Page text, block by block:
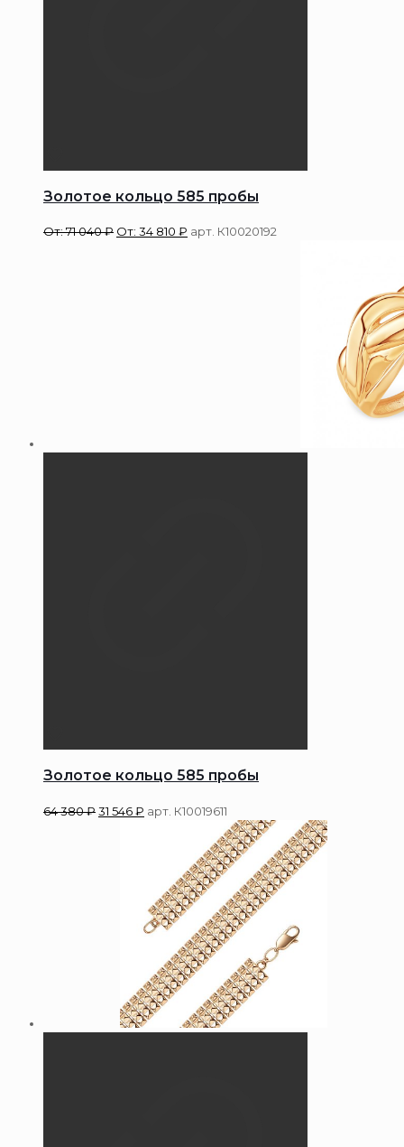
Золотое кольцо 585 пробы
От:71 040₽ От: 34 810 ₽ арт. К10020192
Золотое кольцо 585 пробы
64 380₽31 546₽ арт. К10019611